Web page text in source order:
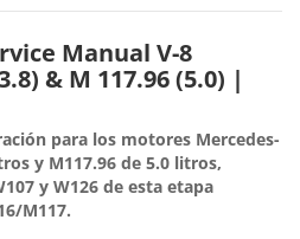
Manual V-8
& M 117.96 (5.0) |
para los motores Mercedes-
y M117.96 de 5.0 litros,
y W126 de esta etapa
M117.